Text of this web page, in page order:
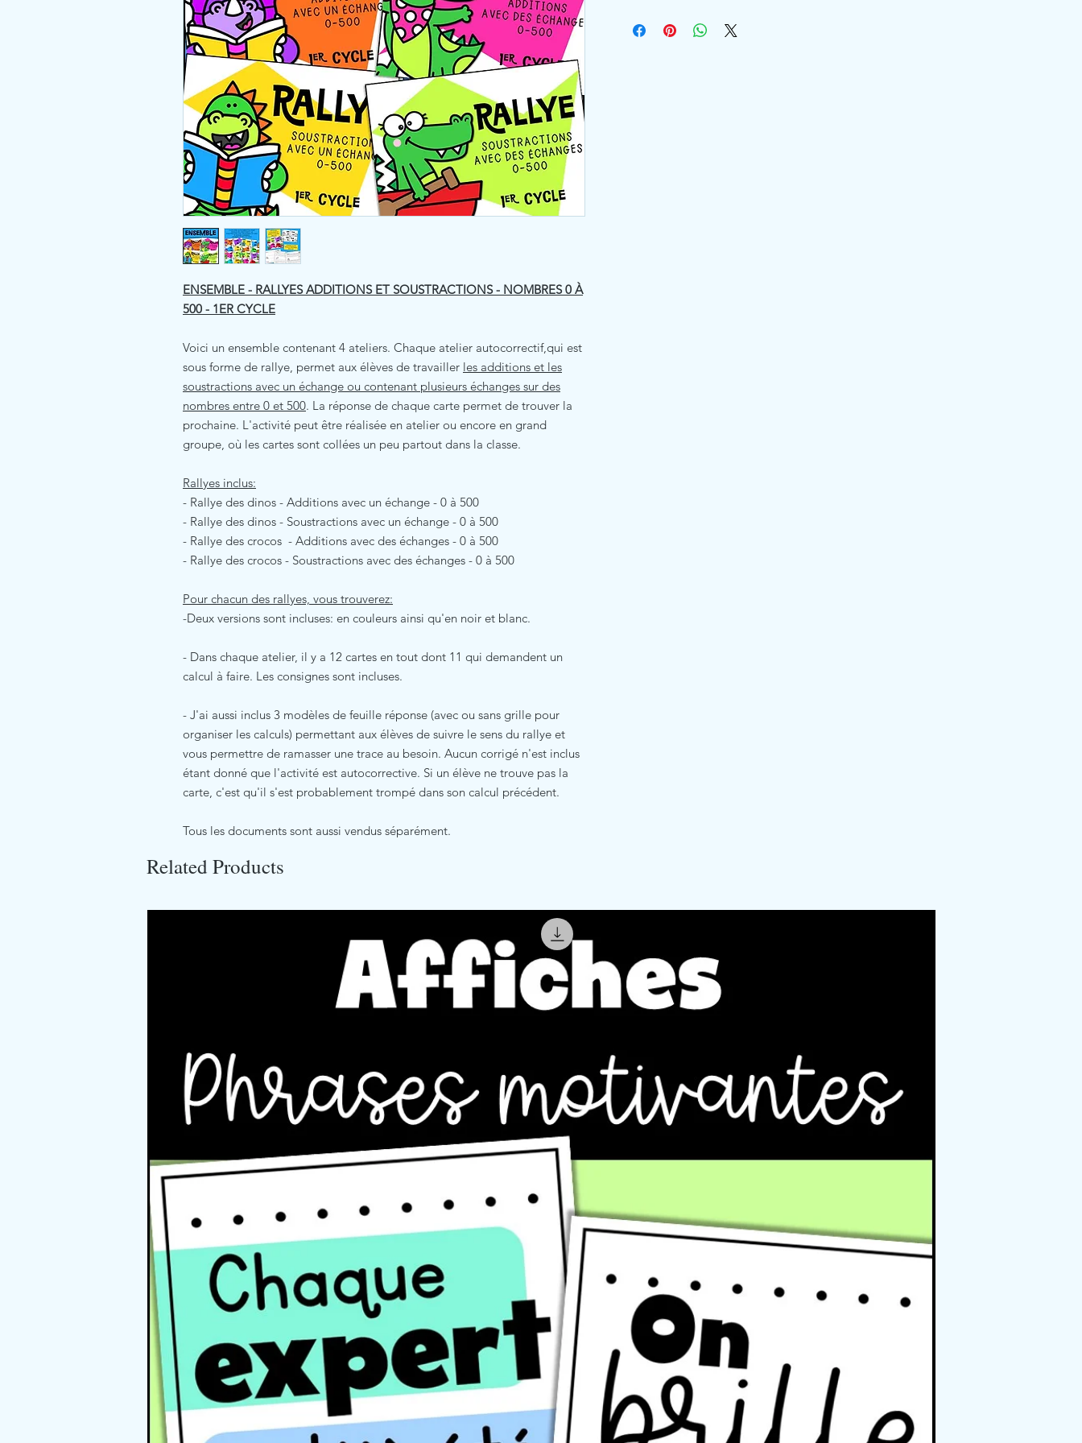
ENSEMBLE - RALLYES ADDITIONS ET SOUSTRACTIONS - NOMBRES 0 À
500 - 1ER CYCLE
Voici un ensemble contenant 4 ateliers. Chaque atelier autocorrectif,qui est
sous forme de rallye, permet aux élèves de travailler les additions et les
soustractions avec un échange ou contenant plusieurs échanges sur des
nombres entre 0 et 500. La réponse de chaque carte permet de trouver la
prochaine. L'activité peut être réalisée en atelier ou encore en grand
groupe, où les cartes sont collées un peu partout dans la classe.
Rallyes inclus:
- Rallye des dinos - Additions avec un échange - 0 à 500
- Rallye des dinos - Soustractions avec un échange - 0 à 500
- Rallye des crocos - Additions avec des échanges - 0 à 500
- Rallye des crocos - Soustractions avec des échanges - 0 à 500
Pour chacun des rallyes, vous trouverez:
-Deux versions sont incluses: en couleurs ainsi qu'en noir et blanc.
- Dans chaque atelier, il y a 12 cartes en tout dont 11 qui demandent un
calcul à faire. Les consignes sont incluses.
- J'ai aussi inclus 3 modèles de feuille réponse (avec ou sans grille pour
organiser les calculs) permettant aux élèves de suivre le sens du rallye et
vous permettre de ramasser une trace au besoin. Aucun corrigé n'est inclus
étant donné que l'activité est autocorrective. Si un élève ne trouve pas la
carte, c'est qu'il s'est probablement trompé dans son calcul précédent.
Tous les documents sont aussi vendus séparément.
Related Products